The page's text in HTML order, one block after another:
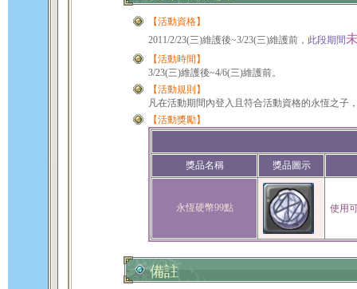
【活動資格】
2011/2/23(三)維護後~3/23(三)維護前， 此段期間
【活動時間】
3/23(三)維護後~4/6(三)維護前。
【活動規則】
凡在活動期間內登入且符合活動資格的永恆之子
【活動獎勵】
獎品名稱 獎品圖示
永恆硬幣99點 使用
備註